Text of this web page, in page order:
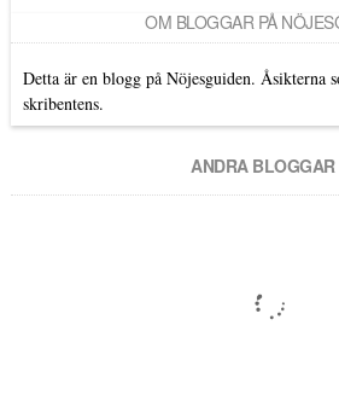
OM BLOGGAR PÅ
Detta är en blogg på Nöjesguiden. Åsikterna
skribentens.
ANDRA BLOGGAR